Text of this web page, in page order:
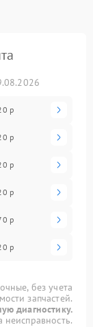
р
р
р
р
р
р
без учета
запчастей.
диагностику.